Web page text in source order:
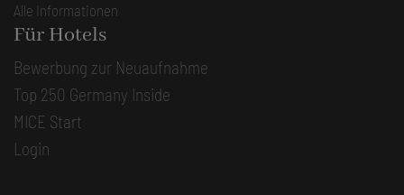
Alle Informationen
Für Hotels
Bewerbung zur Neuaufnahme
Top 250 Germany Inside
MICE Start
Login